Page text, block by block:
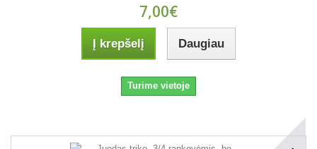
7,00€
Į krepšelį Daugiau
Turime vietoje